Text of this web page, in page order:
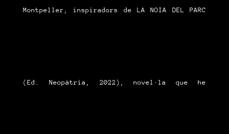
Montpeller, inspiradors de LA NOIA DEL PARC
(Ed. Neopàtria, 2022), novel·la que he